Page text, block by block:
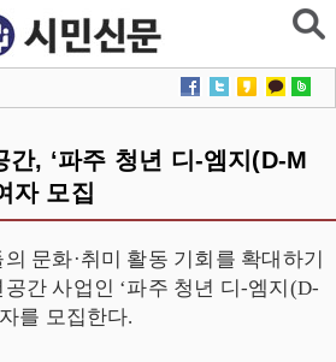
간, ‘파주 청년 디-엠지(D-M
자 모집
의 문화·취미 활동 기회를 확대하기
간 사업인 ‘파주 청년 디-엠지 (D-
를 모집한다.